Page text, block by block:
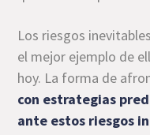
Los riesgos
el mejor ejemplo de
hoy. La forma de
con estrategias
ante estos riesgos